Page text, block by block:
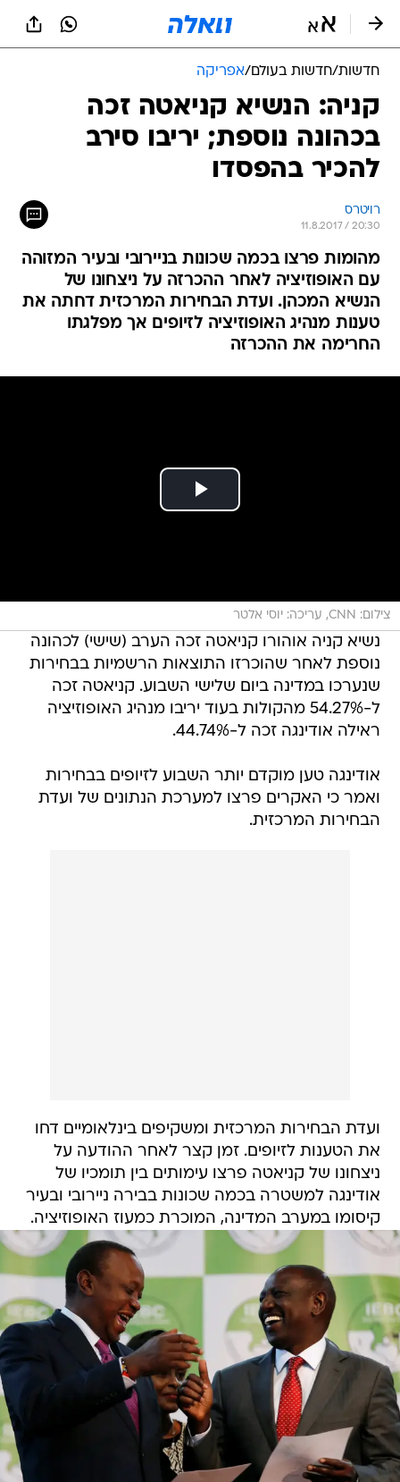
חדשות/חדשות בעולם/אפריקה
קניה: הנשיא קניאטה זכה
בכהונה נוספת; יריבו סירב
להכיר בהפסדו
רויטרס
11.8.2017 / 20:30
מהומות פרצו בכמה שכונות בניירובי ובעיר המזוהה
עם האופוזיציה לאחר ההכרזה על ניצחונו של
הנשיא המכהן. ועדת הבחירות המרכזית דחתה את
טענות מנהיג האופוזיציה לזיופים אך מפלגתו
החרימה את ההכרזה
צילום: CNN, עריכה: יוסי אלטר
נשיא קניה אוהורו קניאטה זכה הערב (שישי) לכהונה
נוספת לאחר שהוכרזו התוצאות הרשמיות בבחירות
שנערכו במדינה ביום שלישי השבוע. קניאטה זכה
ל-54.27% מהקולות בעוד יריבו מנהיג האופוזיציה
ראילה אודינגה זכה ל-44.74%.
אודינגה טען מוקדם יותר השבוע לזיופים בבחירות
ואמר כי האקרים פרצו למערכת הנתונים של ועדת
הבחירות המרכזית.
ועדת הבחירות המרכזית ומשקיפים בינלאומיים דחו
את הטענות לזיופים. זמן קצר לאחר ההודעה על
ניצחונו של קניאטה פרצו עימותים בין תומכיו של
אודינגה למשטרה בכמה שכונות בבירה ניירובי ובעיר
קיסומו במערב המדינה, המוכרת כמעוז האופוזיציה.